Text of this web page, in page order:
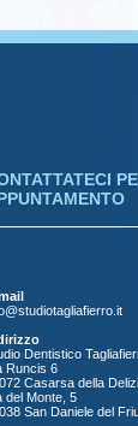
Dentistico
Runcis 6
Casarsa della
del Monte, 5
San Daniele del